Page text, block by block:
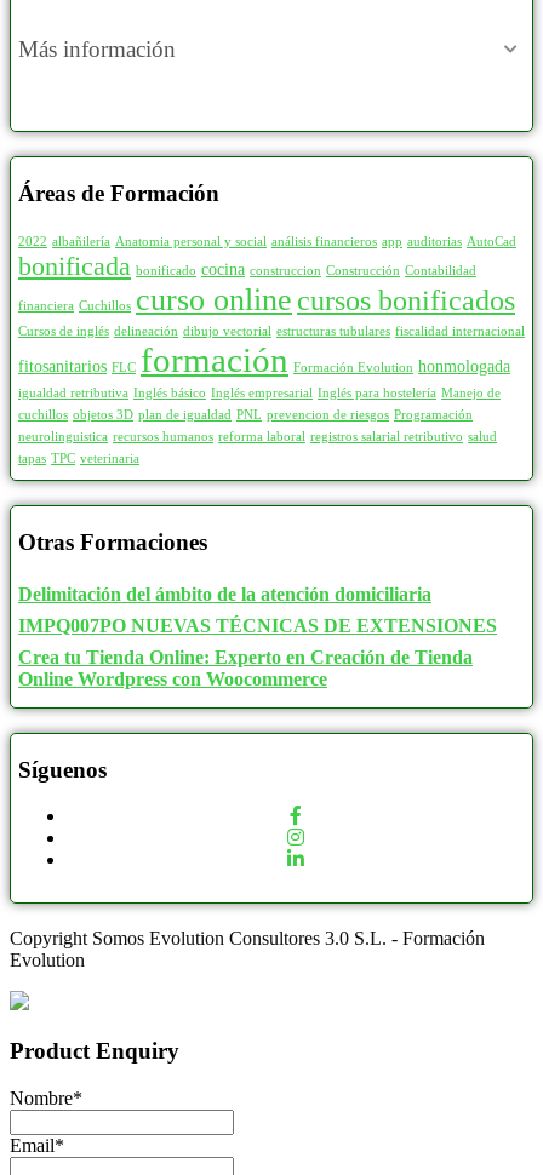
Más información
Áreas de Formación
2022 albañilería Anatomia personal y social análisis financieros app auditorias AutoCad
bonificada bonificado cocina construccion Construcción Contabilidad
financiera Cuchillos curso online cursos bonificados
Cursos de inglés delineación dibujo vectorial estructuras tubulares fiscalidad internacional
fitosanitarios FLC formación Formación Evolution honmologada
igualdad retributiva Inglés básico Inglés empresarial Inglés para hostelería Manejo de
cuchillos objetos 3D plan de igualdad PNL prevencion de riesgos Programación
neurolinguistica recursos humanos reforma laboral registros salarial retributivo salud
tapas TPC veterinaria
Otras Formaciones
Delimitación del ámbito de la atención domiciliaria
IMPQ007PO NUEVAS TÉCNICAS DE EXTENSIONES
Crea tu Tienda Online: Experto en Creación de Tienda
Online Wordpress con Woocommerce
Síguenos
Copyright Somos Evolution Consultores 3.0 S.L. - Formación
Evolution
Product Enquiry
Nombre*
Email*